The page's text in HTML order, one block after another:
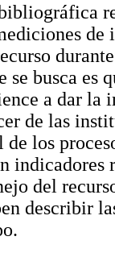
se busca es
a dar la
de las
de los
indicadores
del
describir